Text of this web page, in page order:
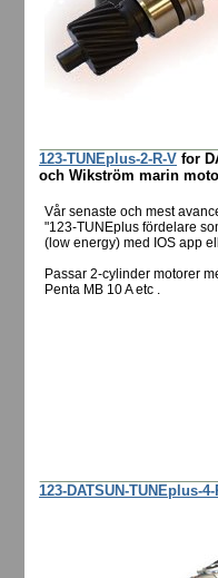
123-TUNEplus-2-R-V for
och Wikström marin
Vår senaste och mest
"123-TUNEplus fördelare
(low energy) med IOS app
Passar 2-cylinder motorer
Penta MB 10 A etc .
123-DATSUN-TUNEplus-4-